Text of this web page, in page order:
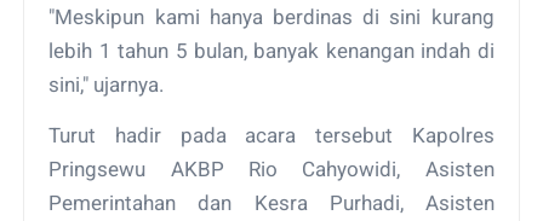
"Meskipun kami hanya berdinas di sini kurang
lebih 1 tahun 5 bulan, banyak kenangan indah di
sini," ujarnya.
Turut hadir pada acara tersebut Kapolres
Pringsewu AKBP Rio Cahyowidi, Asisten
Pemerintahan dan Kesra Purhadi, Asisten